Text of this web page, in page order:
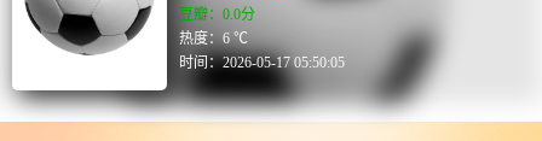
豆瓣：0.0分
热度：6 ℃
时间：2026-05-17 05:50:05